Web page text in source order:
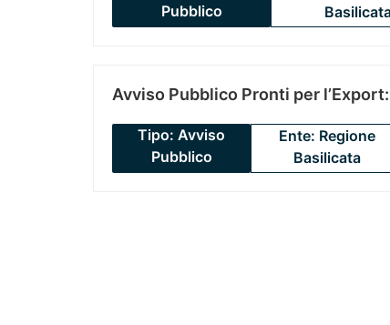
Pubblico
Avviso Pubblico Pronti per
Tipo: Avviso
Pubblico
Ente: Regione
Basilicata